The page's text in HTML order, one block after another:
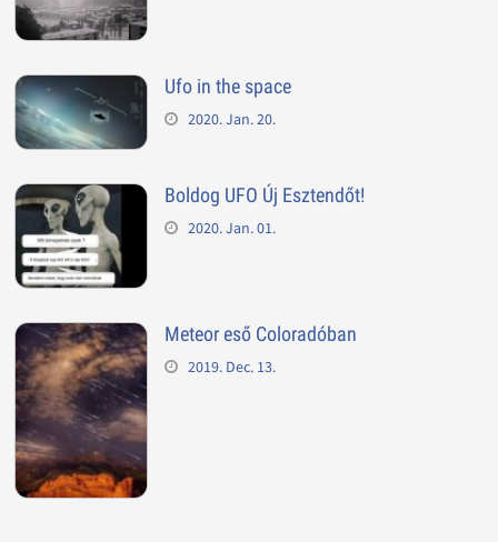
Ufo in the space
2020. Jan. 20.
Boldog UFO Új Esztendőt!
2020. Jan. 01.
Meteor eső Coloradóban
2019. Dec. 13.